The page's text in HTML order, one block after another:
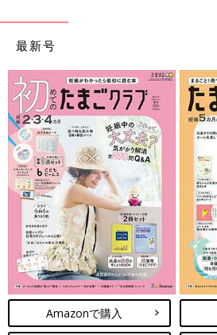
最新号
Amazonで購入